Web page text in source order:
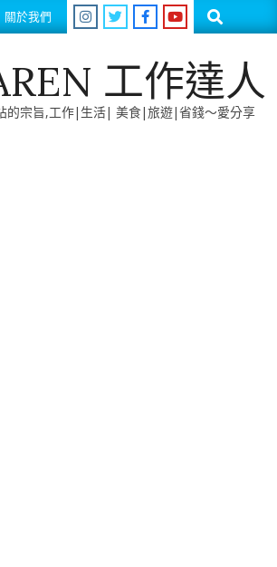
關於我們 Search
工作達人
的宗旨,工作|生活| 美食|旅遊|省錢～愛分享